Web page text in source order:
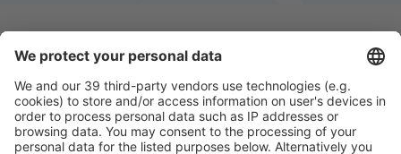
Ladda ner vår appför att enkelt planera